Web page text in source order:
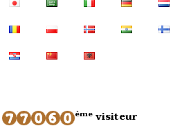
èmevisiteur